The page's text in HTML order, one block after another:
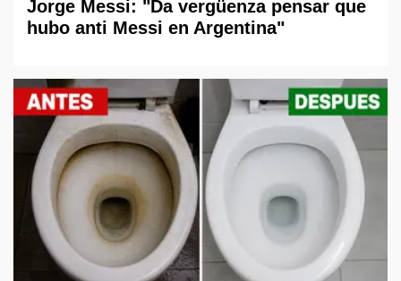
Jorge Messi: "Da vergüenza pensar que
hubo anti Messi en Argentina"